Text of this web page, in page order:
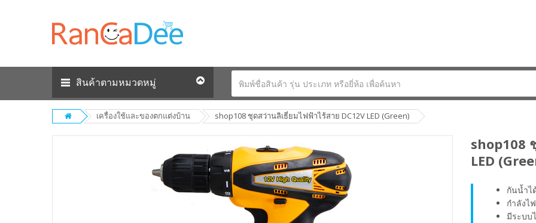
สินค้าตามหมวดหมู่
เครื่องใช้และของตกแต่งบ้าน shop108 ชุดสว่านลิเธี่ยมไฟฟ้าไร้สาย DC12V LED (Green)
shop108
LED
กันน้ำไ
กำลังไ
มีระบบ